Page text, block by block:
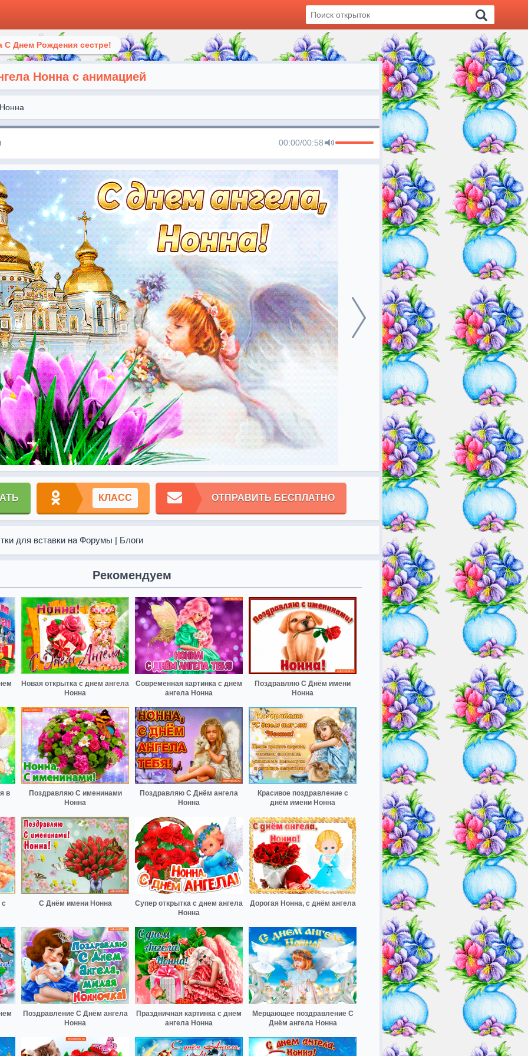
С Днем Рождения сестре!
Нонна с анимацией
Нонна
00:00/00:58
КЛАСС ОТПРАВИТЬ БЕСПЛАТНО
для вставки на Форумы | Блоги
Рекомендуем
Новая открытка с днем ангела
Нонна
Современная картинка с днем
ангела Нонна
Поздравляю С Днём имени
Нонна
в
Поздравляю С именинами
Нонна
Поздравляю С Днём ангела
Нонна
Красивое поздравление с
днём имени Нонна
с С Днём имени Нонна
Супер открытка с днем ангела
Нонна
Дорогая Нонна, с днём ангела
Поздравление С Днём ангела
Нонна
Праздничная картинка с днем
ангела Нонна
Мерцающее поздравление С
Днём ангела Нонна